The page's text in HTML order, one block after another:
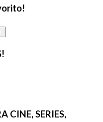
CINE, SERIES,